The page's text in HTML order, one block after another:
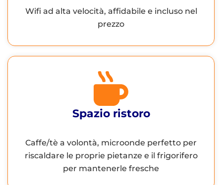
Wifi ad alta velocità, affidabile e incluso nel
prezzo
Spazio ristoro
Caffe/tè a volontà, microonde perfetto per
riscaldare le proprie pietanze e il frigorifero
per mantenerle fresche